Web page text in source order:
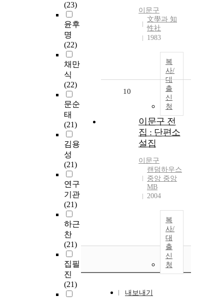
(23)
윤후
명
(22)
채만
식
(22)
문순
태
(21)
김용
성
(21)
연구
기관
(21)
하근
찬
(21)
집필
진
(21)
이문구
文學과 知
性社
1983
복
사/
대
출
신
청
10
이문구 전
집 : 단편소
설집
이문구
랜덤하우스
중앙 중앙
MB
2004
복
사/
대
출
신
청
내보내기